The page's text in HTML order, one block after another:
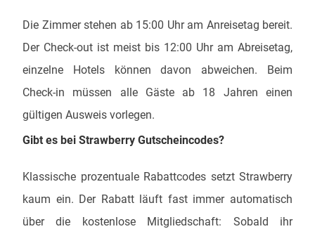
Die Zimmer stehen ab 15:00 Uhr am Anreisetag bereit.
Der Check-out ist meist bis 12:00 Uhr am Abreisetag,
einzelne Hotels können davon abweichen. Beim
Check-in müssen alle Gäste ab 18 Jahren einen
gültigen Ausweis vorlegen.
Gibt es bei Strawberry Gutscheincodes?
Klassische prozentuale Rabattcodes setzt Strawberry
kaum ein. Der Rabatt läuft fast immer automatisch
über die kostenlose Mitgliedschaft: Sobald ihr